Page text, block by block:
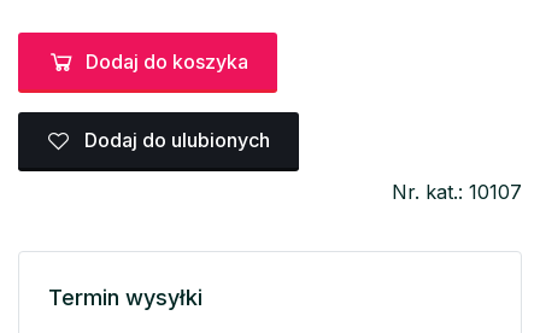
Dodaj do koszyka
Dodaj do ulubionych
Nr. kat.: 10107
Termin wysyłki